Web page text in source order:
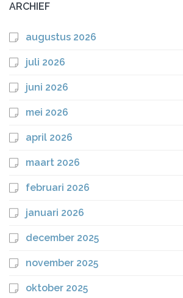
ARCHIEF
augustus 2026
juli 2026
juni 2026
mei 2026
april 2026
maart 2026
februari 2026
januari 2026
december 2025
november 2025
oktober 2025